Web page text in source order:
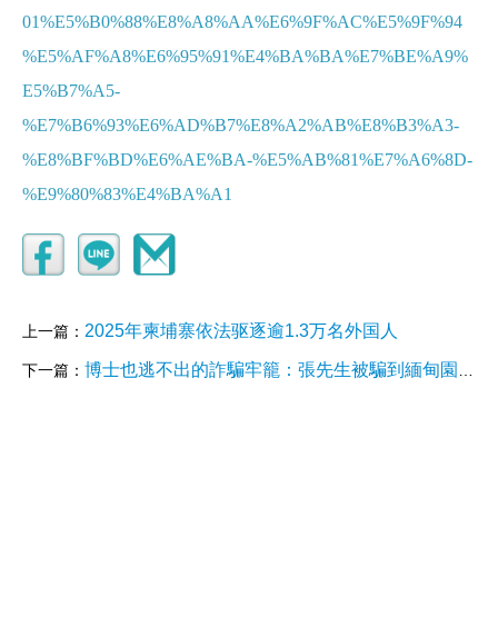
01%E5%B0%88%E8%A8%AA%E6%9F%AC%E5%9F%94
%E5%AF%A8%E6%95%91%E4%BA%BA%E7%BE%A9%
E5%B7%A5-
%E7%B6%93%E6%AD%B7%E8%A2%AB%E8%B3%A3-
%E8%BF%BD%E6%AE%BA-%E5%AB%81%E7%A6%8D-
%E9%80%83%E4%BA%A1
上一篇： 2025年柬埔寨依法驱逐逾1.3万名外国人
下一篇： 博士也逃不出的詐騙牢籠：張先生被騙到緬甸園區的真實逃亡記！